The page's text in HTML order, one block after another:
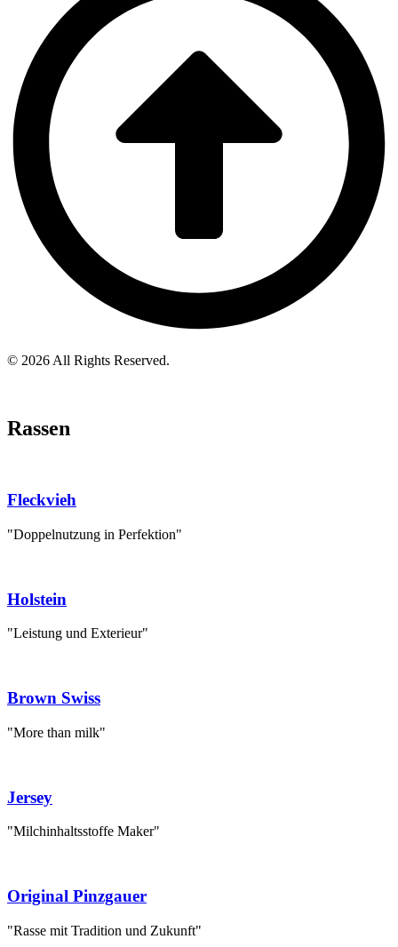
© 2026 All Rights Reserved.
Rassen
Fleckvieh
"Doppelnutzung in Perfektion"
Holstein
"Leistung und Exterieur"
Brown Swiss
"More than milk"
Jersey
"Milchinhaltsstoffe Maker"
Original Pinzgauer
"Rasse mit Tradition und Zukunft"